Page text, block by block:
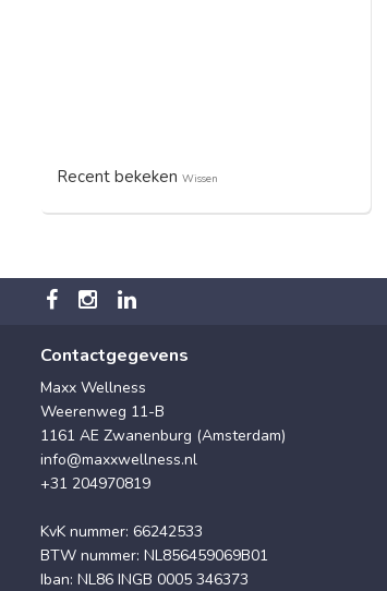
Recent bekeken Wissen
Contactgegevens
Maxx Wellness
Weerenweg 11-B
1161 AE Zwanenburg (Amsterdam)
info@maxxwellness.nl
+31 204970819
KvK nummer: 66242533
BTW nummer: NL856459069B01
Iban: NL86 INGB 0005 346373